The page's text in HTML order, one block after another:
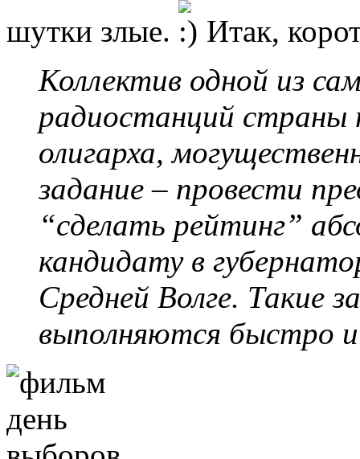
шутки злые.
Итак,
Коллектив одной из
радиостанций страны
олигарха,
задание – провести
“сделать рейтинг”
кандидату в
Средней Волге. Такие
выполняются быстро и